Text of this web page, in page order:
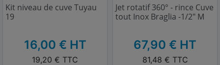
Kit niveau de cuve Tuyau
19
16,00 € HT
19,20 € TTC
Jet rotatif 360° - rince Cuve
tout Inox Braglia -1/2" M
67,90 € HT
81,48 € TTC